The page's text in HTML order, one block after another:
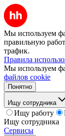
Мы используем
правильную
трафик.
Правила
Мы используем
файлов cookie
Понятно
Ищу сотрудника
Ищу работу
Ищу сотрудника
Сервисы